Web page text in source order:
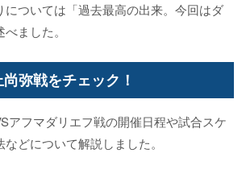
については「過去最高の出来。今回はダ
ました。
弥戦をチェック！
アフマダリエフ戦の開催日程や試合スケ
どについて解説しました。